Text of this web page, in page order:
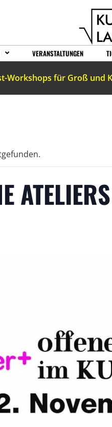
VERANSTALTUNGEN
Workshops für Groß und